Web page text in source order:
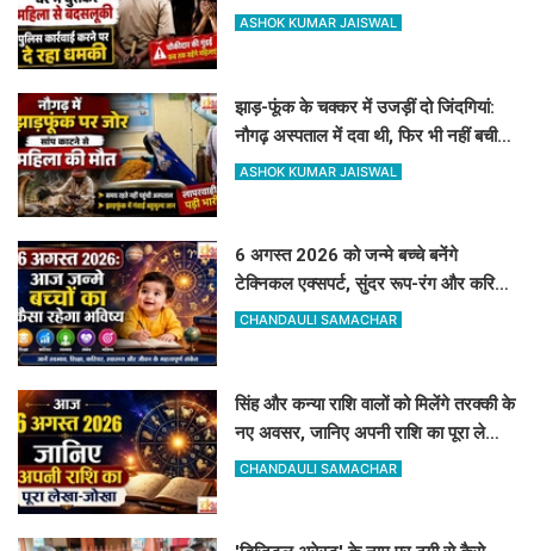
काटा
ASHOK KUMAR JAISWAL
झाड़-फूंक के चक्कर में उजड़ीं दो जिंदगियां:
नौगढ़ अस्पताल में दवा थी, फिर भी नहीं बची
गर्भवती की जान
ASHOK KUMAR JAISWAL
6 अगस्त 2026 को जन्मे बच्चे बनेंगे
टेक्निकल एक्सपर्ट, सुंदर रूप-रंग और करियर
में मिलेगी शानदार सफलता
CHANDAULI SAMACHAR
सिंह और कन्या राशि वालों को मिलेंगे तरक्की के
नए अवसर, जानिए अपनी राशि का पूरा लेखा-
जोखा
CHANDAULI SAMACHAR